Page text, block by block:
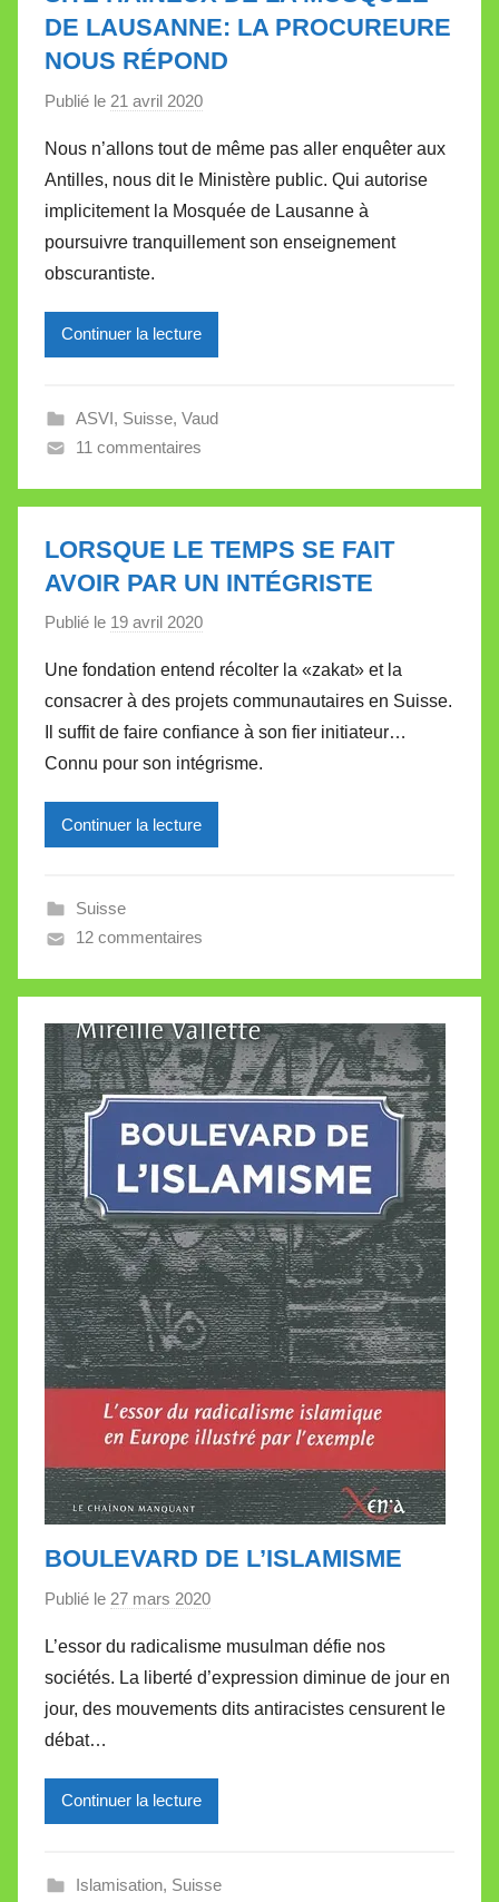
DE LAUSANNE: LA PROCUREURE
NOUS RÉPOND
Publié le 21 avril 2020
r
M
i
r
l
V
l
t
Nous n’allons tout de même pas aller enquêter aux
Antilles, nous dit le Ministère public. Qui autorise
implicitement la Mosquée de Lausanne à
poursuivre tranquillement son enseignement
obscurantiste.
Continuer la lecture
ASVI, Suisse, Vaud
11 commentaires
LORSQUE LE TEMPS SE FAIT
AVOIR PAR UN INTÉGRISTE
Publié le 19 avril 2020
r
M
i
r
l
l
l
e
t
e
Une fondation entend récolter la «zakat» et la
consacrer à des projets communautaires en Suisse.
Il suffit de faire confiance à son fier initiateur…
Connu pour son intégrisme.
Continuer la lecture
Suisse
12 commentaires
BOULEVARD DE L’ISLAMISME
Publié le 27 mars 2020
r
M
i
l
e
L’essor du radicalisme musulman défie nos
sociétés. La liberté d’expression diminue de jour en
jour, des mouvements dits antiracistes censurent le
débat…
Continuer la lecture
Islamisation, Suisse